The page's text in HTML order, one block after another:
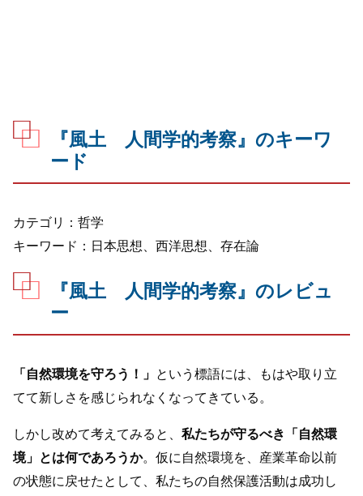
『風土 人間学的考察』のキーワ
ード
カテゴリ：哲学
キーワード：日本思想、西洋思想、存在論
『風土 人間学的考察』のレビュ
ー
「自然環境を守ろう！」 という標語には、もはや取り立
てて新しさを感じられなくなってきている。
しかし改めて考えてみると、私たちが守るべき「自然環
境」とは何であろうか。仮に自然環境を、産業革命以前
の状態に戻せたとして、私たちの自然保護活動は成功し